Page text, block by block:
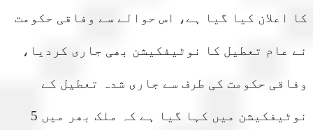
اعلان کیا گیا ہے، اس حوالے سے وفاقی حکومت
عام تعطیل کا نوٹیفکیشن بھی جاری کردیا،
حکومت کی طرف سے جاری شدہ تعطیل کے
نوٹیفکیشن میں کہا گیا ہے کہ ملک بھر میں 5